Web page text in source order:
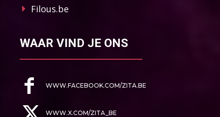
Filous.be
WAAR VIND JE ONS
WWW.FACEBOOK.COM/ZITA.BE
WWW.X.COM/ZITA_BE